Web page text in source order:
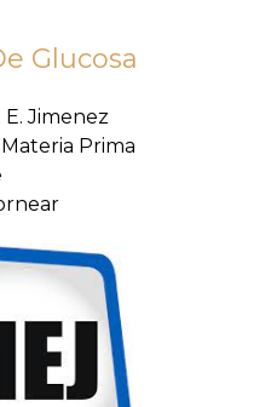
Glucosa
E. Jimenez
Materia Prima